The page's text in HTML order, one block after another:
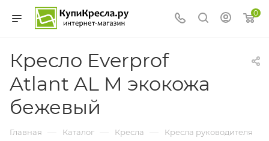
0
Кресло Everprof
Atlant AL M экокожа
бежевый
Главная — Каталог — Кресла — Кресла руководителя